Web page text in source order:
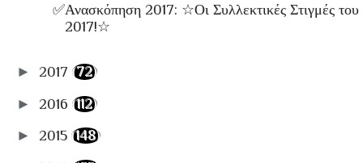
✅Ανασκόπηση 2017: ☆Οι Συλλεκτικές Στιγμές του
2017!☆
► 2017 (72)
► 2016 (112)
► 2015 (148)